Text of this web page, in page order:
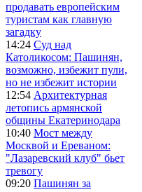
продавать европейским
туристам как главную
загадку
14:24 Суд над
Католикосом: Пашинян,
возможно, избежит пули,
но не избежит истории
12:54 Архитектурная
летопись армянской
общины Екатеринодара
10:40 Мост между
Москвой и Ереваном:
"Лазаревский клуб" бьет
тревогу
09:20 Пашинян за